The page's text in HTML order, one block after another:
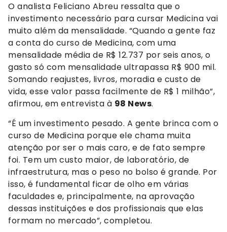
O analista Feliciano Abreu ressalta que o
investimento necessário para cursar Medicina vai
muito além da mensalidade. “Quando a gente faz
a conta do curso de Medicina, com uma
mensalidade média de R$ 12.737 por seis anos, o
gasto só com mensalidade ultrapassa R$ 900 mil.
Somando reajustes, livros, moradia e custo de
vida, esse valor passa facilmente de R$ 1 milhão”,
afirmou, em entrevista à 98 News.
“É um investimento pesado. A gente brinca com o
curso de Medicina porque ele chama muita
atenção por ser o mais caro, e de fato sempre
foi. Tem um custo maior, de laboratório, de
infraestrutura, mas o peso no bolso é grande. Por
isso, é fundamental ficar de olho em várias
faculdades e, principalmente, na aprovação
dessas instituições e dos profissionais que elas
formam no mercado”, completou.